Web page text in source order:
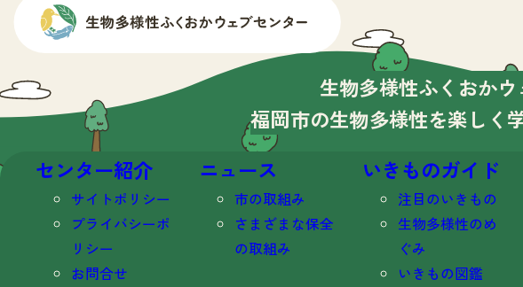
生物多様性ふくおかウ
福岡市の生物多様性を楽しく
センター紹介
サイトポリシー
プライバシーポ
リシー
お問合せ
ニュース
市の取組み
さまざまな保全
の取組み
いきものガイド
注目のいきもの
生物多様性のめ
ぐみ
いきもの図鑑